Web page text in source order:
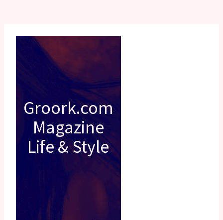
Groork.com
Magazine
Life & Style